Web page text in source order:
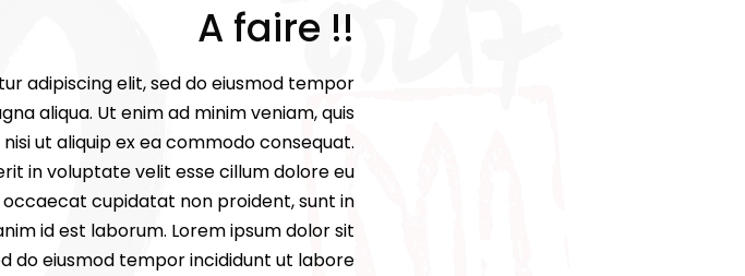
A faire !!
adipiscing elit, sed do eiusmod tempor
aliqua. Ut enim ad minim veniam, quis
ut aliquip ex ea commodo consequat.
in voluptate velit esse cillum dolore eu
cupidatat non proident, sunt in
id est laborum. Lorem ipsum dolor sit
do eiusmod tempor incididunt ut labore